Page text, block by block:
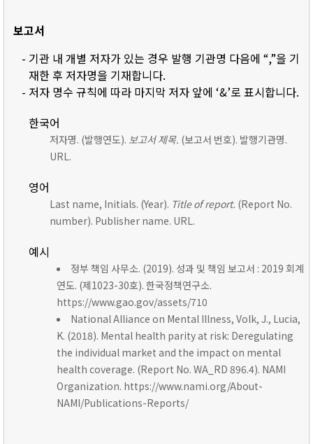
보고서
- 기관 내 개별 저자가 있는 경우 발행 기관명 다음에 “,”을 기
재한 후 저자명을 기재합니다.
- 저자 명수 규칙에 따라 마지막 저자 앞에 ‘&’로 표시합니다.
한국어
저자명. (발행연도). 보고서 제목. (보고서 번호). 발행기관명.
URL.
영어
Last name, Initials. (Year). Title of report. (Report No.
number). Publisher name. URL.
예시
정부 책임 사무소. (2019). 성과 및 책임 보고서 : 2019 회계
연도. (제1023-30호). 한국정책연구소.
https://www.gao.gov/assets/710
National Alliance on Mental Illness, Volk, J., Lucia,
K. (2018). Mental health parity at risk: Deregulating
the individual market and the impact on mental
health coverage. (Report No. WA_RD 896.4). NAMI
Organization. https://www.nami.org/About-
NAMI/Publications-Reports/